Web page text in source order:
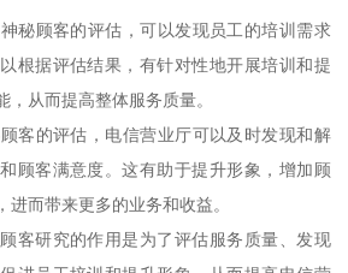
秘顾客的评估，可以发现员工的培训需求
根据评估结果，有针对性地开展培训和提
从而提高整体服务质量。
客的评估，电信营业厅可以及时发现和解
顾客满意度。这有助于提升形象，增加顾
而带来更多的业务和收益。
客研究的作用是为了评估服务质量、发现